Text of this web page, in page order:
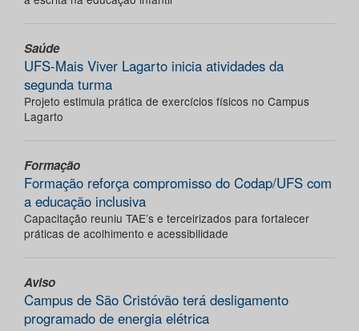
Saúde
UFS-Mais Viver Lagarto inicia atividades da
segunda turma
Projeto estimula prática de exercícios físicos no Campus
Lagarto
Formação
Formação reforça compromisso do Codap/UFS com
a educação inclusiva
Capacitação reuniu TAE’s e terceirizados para fortalecer
práticas de acolhimento e acessibilidade
Aviso
Campus de São Cristóvão terá desligamento
programado de energia elétrica